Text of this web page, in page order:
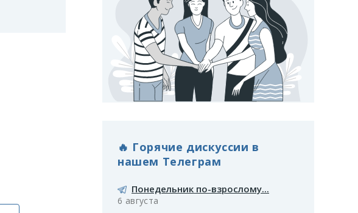
🔥 Горячие дискуссии в
нашем Телеграм
Понедельник по-взрослому...
6 августа